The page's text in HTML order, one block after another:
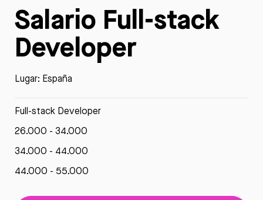
Salario Full-stack
Developer
Lugar: España
Full-stack Developer
26.000 - 34.000
34.000 - 44.000
44.000 - 55.000